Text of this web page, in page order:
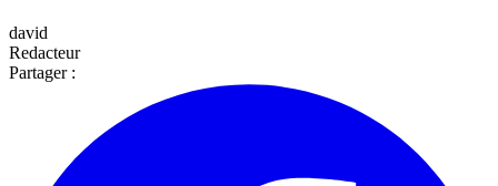
david
Redacteur
Partager :